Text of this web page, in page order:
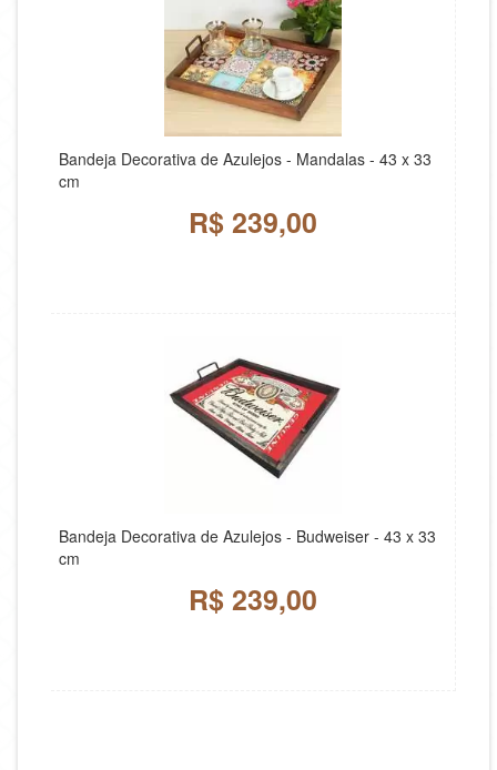
Bandeja Decorativa de Azulejos - Mandalas - 43 x 33
cm
R$ 239,00
Bandeja Decorativa de Azulejos - Budweiser - 43 x 33
cm
R$ 239,00